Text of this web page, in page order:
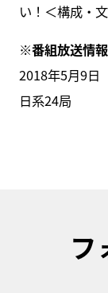
い！＜構成・
※番組放送情
2018年5月9日
日系24局
フ